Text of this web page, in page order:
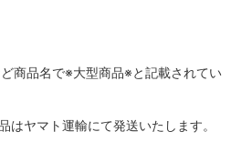
商品名で※大型商品※と記載されてい
はヤマト運輸にて発送いたします。